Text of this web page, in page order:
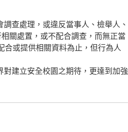
查處理，或違反當事人、檢舉人、
關處置，或不配合調查，而無正當
合或提供相關資料為止，但行為人
建立安全校園之期待，更達到加強